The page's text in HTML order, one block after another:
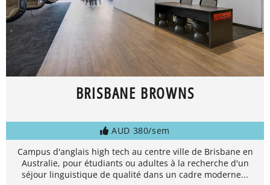
BRISBANE BROWNS
AUD 380/sem
Campus d'anglais high tech au centre ville de Brisbane en
Australie, pour étudiants ou adultes à la recherche d'un
séjour linguistique de qualité dans un cadre moderne...